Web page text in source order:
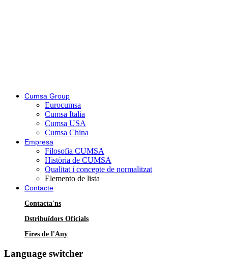
Cumsa Group
Eurocumsa
Cumsa Italia
Cumsa USA
Cumsa China
Empresa
Filosofia CUMSA
Història de CUMSA
Qualitat i concepte de normalitzat
Elemento de lista
Contacte
Contacta'ns
Dstribuïdors Oficials
Fires de l'Any
Language switcher